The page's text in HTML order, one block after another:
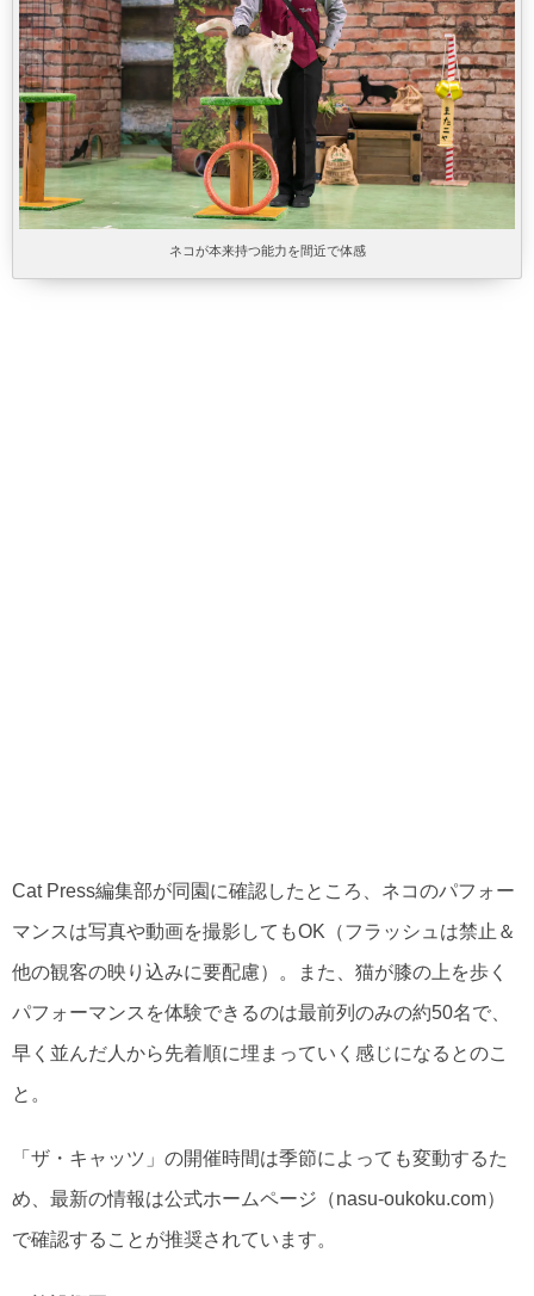
ネコが本来持つ能力を間近で体感
Cat Press編集部が同園に確認したところ、ネコのパフォー
マンスは写真や動画を撮影してもOK（フラッシュは禁止＆
他の観客の映り込みに要配慮）。また、猫が膝の上を歩く
パフォーマンスを体験できるのは最前列のみの約50名で、
早く並んだ人から先着順に埋まっていく感じになるとのこ
と。
「ザ・キャッツ」の開催時間は季節によっても変動するた
め、最新の情報は公式ホームページ（nasu-oukoku.com）
で確認することが推奨されています。